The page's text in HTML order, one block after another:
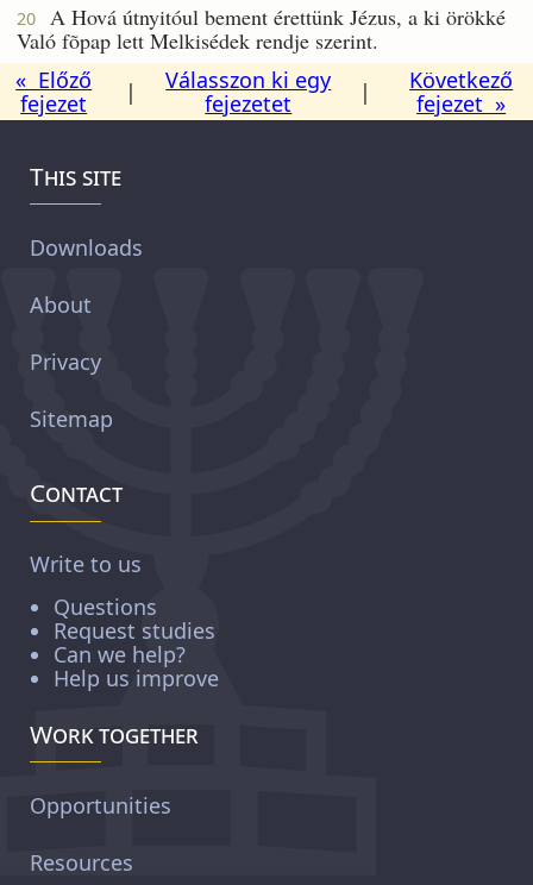
20
A Hová útnyitóul bement érettünk Jézus, a ki örökké
Való fõpap lett Melkisédek rendje szerint.
« Előző
fejezet
|
Válasszon ki egy
fejezetet
|
Következő
fejezet »
This site
Downloads
About
Privacy
Sitemap
Contact
Write to us
Questions
Request studies
Can we help?
Help us improve
Work together
Opportunities
Resources